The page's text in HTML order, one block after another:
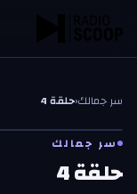
سر جمالك‹حلقة 4
سر جمالك
حلقة 4